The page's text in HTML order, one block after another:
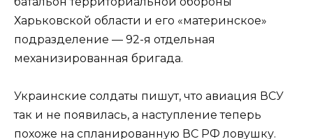
Харьковской области и его «материнское»
подразделение — 92-я отдельная
механизированная бригада.
Украинские солдаты пишут, что авиация ВСУ
так и не появилась, а наступление теперь
похоже на спланированную ВС РФ ловушку.